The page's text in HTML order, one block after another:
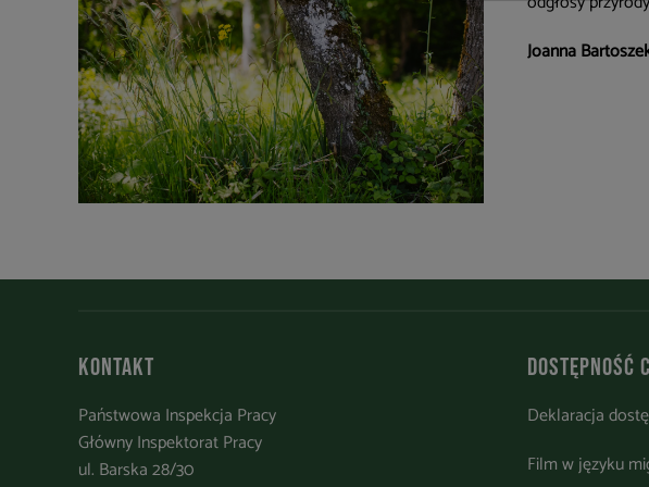
Joanna
Kontakt
Państwowa Inspekcja Pracy
Główny Inspektorat Pracy
ul. Barska 28/30
Dostępność
Deklaracja
Film w języku